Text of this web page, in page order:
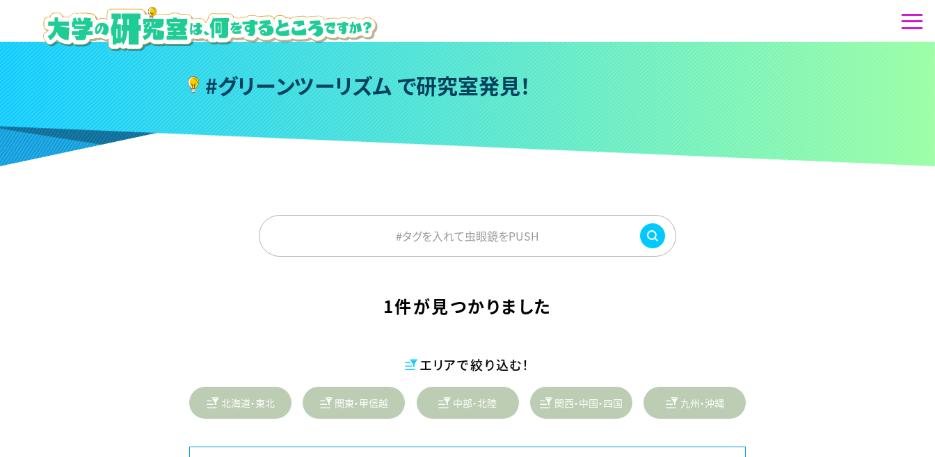
#グリーンツーリズムで研究室発見！
#タグを入れて虫眼鏡をPUSH
1件が見つかりました
エリアで絞り込む！
北海道・東北 関東・甲信越 中部・北陸 関西・中国・四国 九州・沖縄